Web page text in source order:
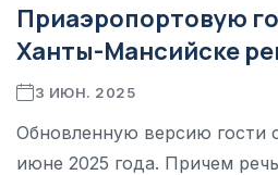
Приаэропортовую
Ханты-Мансийске
3 ИЮН. 2025
Обновленную версию гости
июне 2025 года. Причем